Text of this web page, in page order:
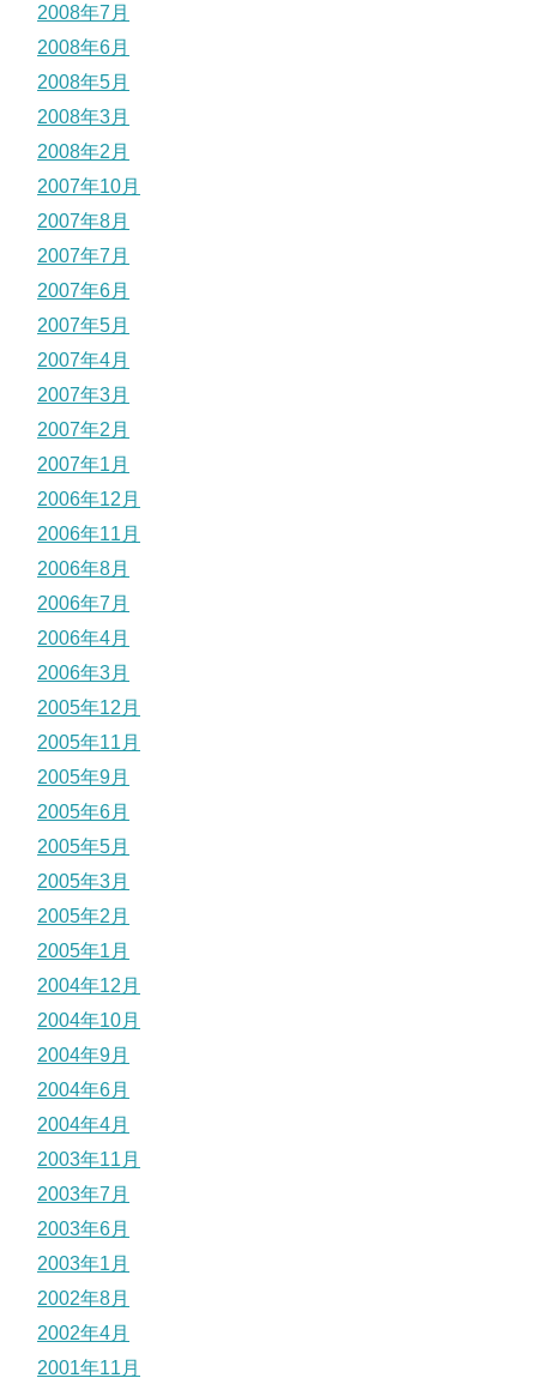
2008年7月
2008年6月
2008年5月
2008年3月
2008年2月
2007年10月
2007年8月
2007年7月
2007年6月
2007年5月
2007年4月
2007年3月
2007年2月
2007年1月
2006年12月
2006年11月
2006年8月
2006年7月
2006年4月
2006年3月
2005年12月
2005年11月
2005年9月
2005年6月
2005年5月
2005年3月
2005年2月
2005年1月
2004年12月
2004年10月
2004年9月
2004年6月
2004年4月
2003年11月
2003年7月
2003年6月
2003年1月
2002年8月
2002年4月
2001年11月